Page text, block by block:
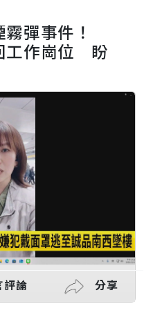
彈事件！
工作崗位 盼
評論 分享